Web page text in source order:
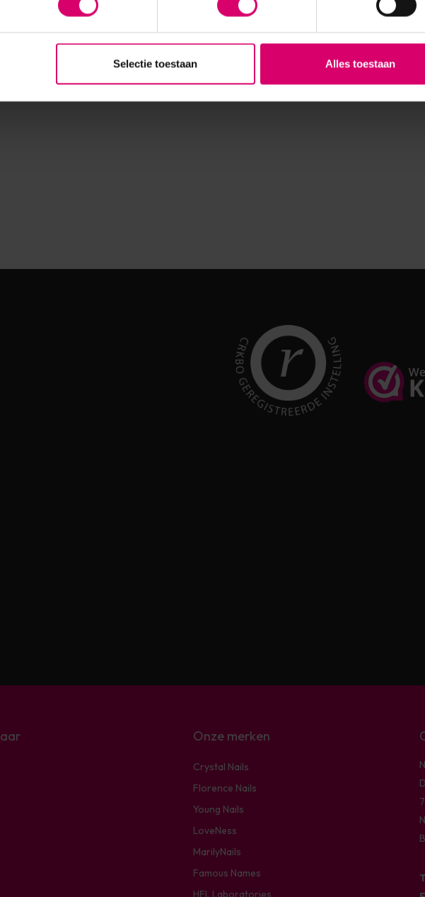
Selectie toestaan Alles toestaan
Onze merken
Crystal Nails
Florence Nails
Young Nails
LoveNess
MarilyNails
Famous Names
HFL Laboratories